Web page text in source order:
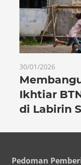
30/01/2026
Ikhtiar
di Labirin
Pedoman